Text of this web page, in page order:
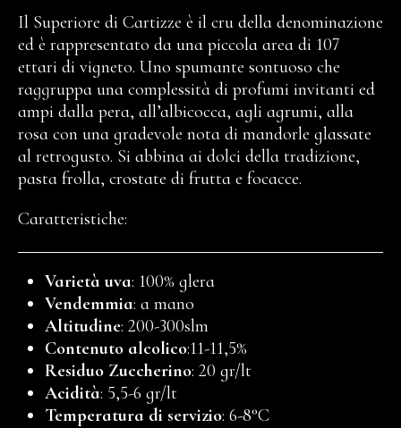
Il Superiore di Cartizze è il cru della denominazione
ed è rappresentato da una piccola area di 107
ettari di vigneto. Uno spumante sontuoso che
raggruppa una complessità di profumi invitanti ed
ampi dalla pera, all’albicocca, agli agrumi, alla
rosa con una gradevole nota di mandorle glassate
al retrogusto. Si abbina ai dolci della tradizione,
pasta frolla, crostate di frutta e focacce.
Caratteristiche:
Varietà uva: 100% glera
Vendemmia: a mano
Altitudine: 200-300slm
Contenuto alcolico:11-11,5%
Residuo Zuccherino: 20 gr/lt
Acidità: 5,5-6 gr/lt
Temperatura di servizio: 6-8°C